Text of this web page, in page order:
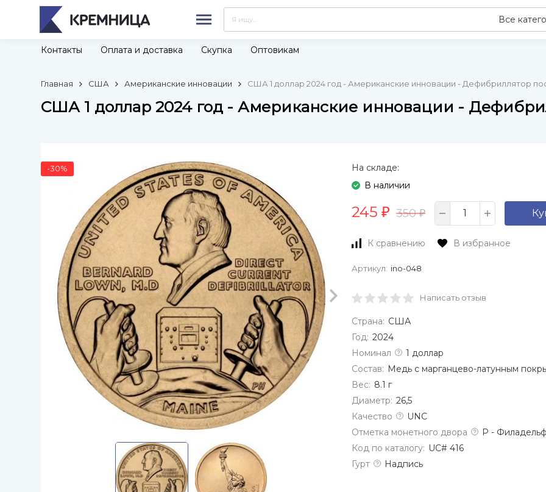
Все
Контакты Оплата и доставка Скупка Оптовикам
Главная США Американские инновации США 1 доллар 2024 год - Американские инновации - Дефибриллятор
США 1 доллар 2024 год - Американские инновации -
-30%
На складе:
В наличии
245 ₽ 350₽
К сравнению В избранное
Артикул: ino-048
Написать отзыв
Страна: США
Год: 2024
Номинал
1 доллар
Состав: Медь с марганцево-латунным
Вес: 8.1 г
Диаметр: 26,5
Качество
UNC
Отметка монетного двора
P -
Код по каталогу: UC# 416
Гурт
Надпись